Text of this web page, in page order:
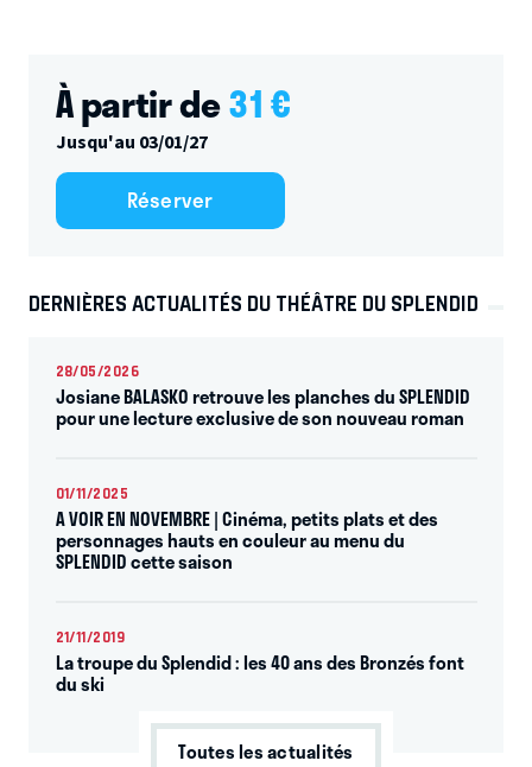
À partir de31€
Jusqu'au 03/01/27
Réserver
DERNIÈRES ACTUALITÉS DU THÉÂTRE DU SPLENDID
28/05/2026
Josiane BALASKO retrouve les planches du SPLENDID
pour une lecture exclusive de son nouveau roman
01/11/2025
A VOIR EN NOVEMBRE | Cinéma, petits plats et des
personnages hauts en couleur au menu du
SPLENDID cette saison
21/11/2019
La troupe du Splendid : les 40 ans des Bronzés font
du ski
Toutes les actualités